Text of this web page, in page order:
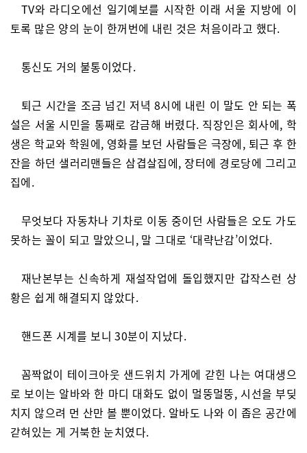
TV와 라디오에선 일기예보를 시작한 이래 서울 지방에 이
토록 많은 양의 눈이 한꺼번에 내린 것은 처음이라고 했다.
통신도 거의 불통이었다.
퇴근 시간을 조금 넘긴 저녁 8시에 내린 이 말도 안 되는 폭
설은 서울 시민을 통째로 감금해 버렸다. 직장인은 회사에, 학
생은 학교와 학원에, 영화를 보던 사람들은 극장에, 퇴근 후 한
잔을 하던 샐러리맨들은 삼겹살집에, 장터에 경로당에 그리고
집에.
무엇보다 자동차나 기차로 이동 중이던 사람들은 오도 가도
못하는 꼴이 되고 말았으니, 말 그대로 ‘대략난감’이었다.
재난본부는 신속하게 재설작업에 돌입했지만 갑작스런 상
황은 쉽게 해결되지 않았다.
핸드폰 시계를 보니 30분이 지났다.
꼼짝없이 테이크아웃 샌드위치 가게에 갇힌 나는 여대생으
로 보이는 알바와 한 마디 대화도 없이 멀뚱멀뚱, 시선을 부딪
치지 않으려 먼 산만 볼 뿐이었다. 알바도 나와 이 좁은 공간에
갇혀있는 게 거북한 눈치였다.